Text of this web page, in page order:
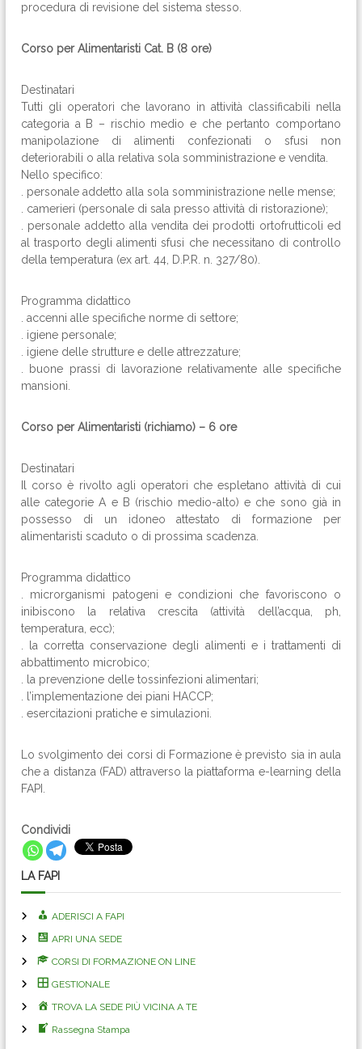
procedura di revisione del sistema stesso.
Corso per Alimentaristi Cat. B (8 ore)
Destinatari
Tutti gli operatori che lavorano in attività classificabili nella
categoria a B – rischio medio e che pertanto comportano
manipolazione di alimenti confezionati o sfusi non
deteriorabili o alla relativa sola somministrazione e vendita.
Nello specifico:
. personale addetto alla sola somministrazione nelle mense;
. camerieri (personale di sala presso attività di ristorazione);
. personale addetto alla vendita dei prodotti ortofrutticoli ed
al trasporto degli alimenti sfusi che necessitano di controllo
della temperatura (ex art. 44, D.P.R. n. 327/80).
Programma didattico
. accenni alle specifiche norme di settore;
. igiene personale;
. igiene delle strutture e delle attrezzature;
. buone prassi di lavorazione relativamente alle specifiche
mansioni.
Corso per Alimentaristi (richiamo) – 6 ore
Destinatari
Il corso è rivolto agli operatori che espletano attività di cui
alle categorie A e B (rischio medio-alto) e che sono già in
possesso di un idoneo attestato di formazione per
alimentaristi scaduto o di prossima scadenza.
Programma didattico
. microrganismi patogeni e condizioni che favoriscono o
inibiscono la relativa crescita (attività dell’acqua, ph,
temperatura, ecc);
. la corretta conservazione degli alimenti e i trattamenti di
abbattimento microbico;
. la prevenzione delle tossinfezioni alimentari;
. l’implementazione dei piani HACCP;
. esercitazioni pratiche e simulazioni.
Lo svolgimento dei corsi di Formazione è previsto sia in aula
che a distanza (FAD) attraverso la piattaforma e-learning della
FAPI.
Condividi
LA FAPI
ADERISCI A FAPI
APRI UNA SEDE
CORSI DI FORMAZIONE ON LINE
GESTIONALE
TROVA LA SEDE PIÙ VICINA A TE
Rassegna Stampa